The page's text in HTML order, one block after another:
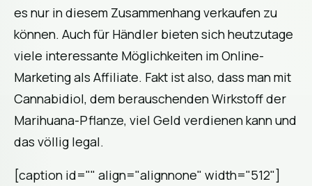
es nur in diesem Zusammenhang verkaufen zu
können. Auch für Händler bieten sich heutzutage
viele interessante Möglichkeiten im Online-
Marketing als Affiliate. Fakt ist also, dass man mit
Cannabidiol, dem berauschenden Wirkstoff der
Marihuana-Pflanze, viel Geld verdienen kann und
das völlig legal.
[caption id="" align="alignnone" width="512"]